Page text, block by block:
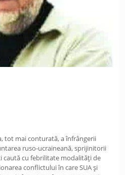
tot mai conturată, a înfrângerii
ruso-ucraineană, sprijinitorii
caută cu febrilitate modalități de
conflictului în care SUA și